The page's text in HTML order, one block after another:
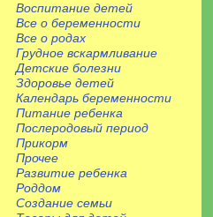
Воспитание детей
Все о беременности
Все о родах
Грудное вскармливание
Детские болезни
Здоровье детей
Календарь беременности
Питание ребенка
Послеродовый период
Прикорм
Прочее
Развитие ребенка
Роддом
Создание семьи